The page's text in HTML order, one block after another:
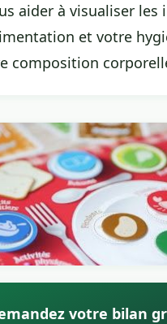
aider à visualiser les
et votre
composition
votre bilan